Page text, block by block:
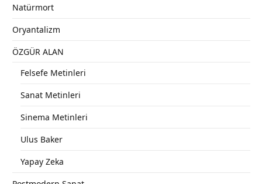
Natürmort
Oryantalizm
ÖZGÜR ALAN
Felsefe Metinleri
Sanat Metinleri
Sinema Metinleri
Ulus Baker
Yapay Zeka